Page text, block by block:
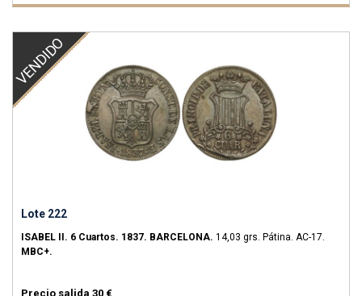
VENDIDO
Lote 222
ISABEL II. 6 Cuartos. 1837. BARCELONA. 14,03 grs. Pátina. AC-17.
MBC+.
Precio salida 30 €